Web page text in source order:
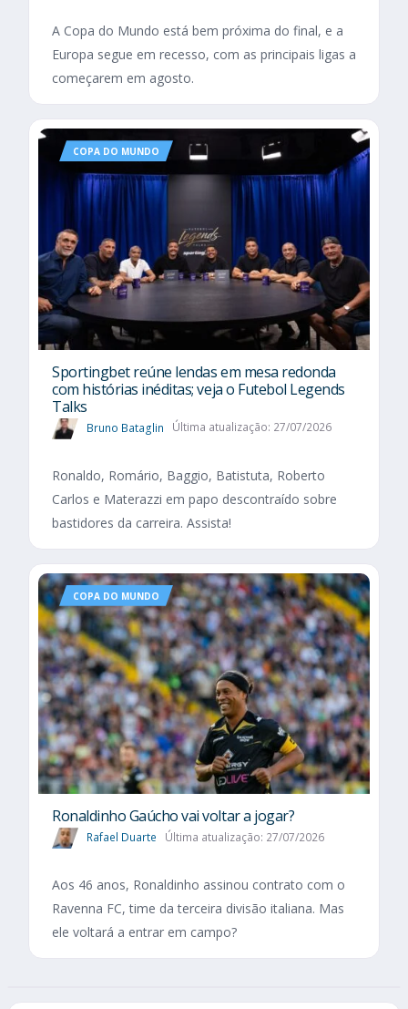
A Copa do Mundo está bem próxima do final, e a
Europa segue em recesso, com as principais ligas a
começarem em agosto.
COPA DO MUNDO
Sportingbet reúne lendas em mesa redonda
com histórias inéditas; veja o Futebol Legends
Talks
Bruno Bataglin Última atualização: 27/07/2026
Ronaldo, Romário, Baggio, Batistuta, Roberto
Carlos e Materazzi em papo descontraído sobre
bastidores da carreira. Assista!
COPA DO MUNDO
Ronaldinho Gaúcho vai voltar a jogar?
Rafael Duarte Última atualização: 27/07/2026
Aos 46 anos, Ronaldinho assinou contrato com o
Ravenna FC, time da terceira divisão italiana. Mas
ele voltará a entrar em campo?